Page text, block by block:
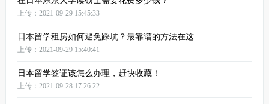
上传：2021-09-29 15:45:33
日本留学租房如何避免踩坑？最靠谱的方法在这
上传：2021-09-29 15:40:41
日本留学签证该怎么办理，赶快收藏！
上传：2021-09-28 17:26:22